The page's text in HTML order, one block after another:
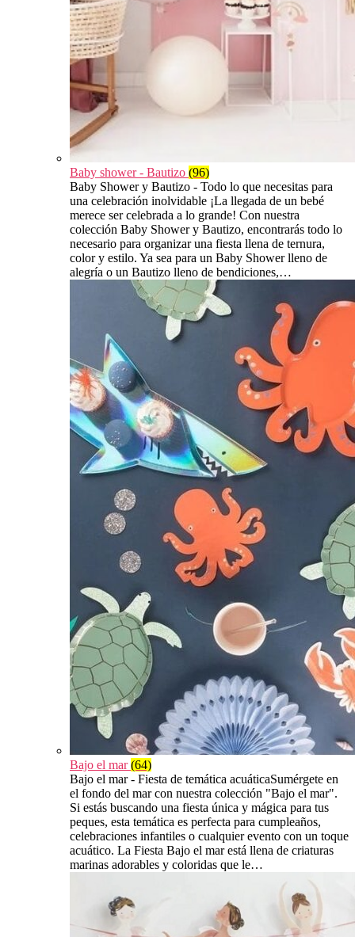
Baby shower - Bautizo (96)
Baby Shower y Bautizo - Todo lo que necesitas para
una celebración inolvidable ¡La llegada de un bebé
merece ser celebrada a lo grande! Con nuestra
colección Baby Shower y Bautizo, encontrarás todo lo
necesario para organizar una fiesta llena de ternura,
color y estilo. Ya sea para un Baby Shower lleno de
alegría o un Bautizo lleno de bendiciones,…
Bajo el mar(64)
Bajo el mar - Fiesta de temática acuáticaSumérgete en
el fondo del mar con nuestra colección "Bajo el mar".
Si estás buscando una fiesta única y mágica para tus
peques, esta temática es perfecta para cumpleaños,
celebraciones infantiles o cualquier evento con un toque
acuático. La Fiesta Bajo el mar está llena de criaturas
marinas adorables y coloridas que le…